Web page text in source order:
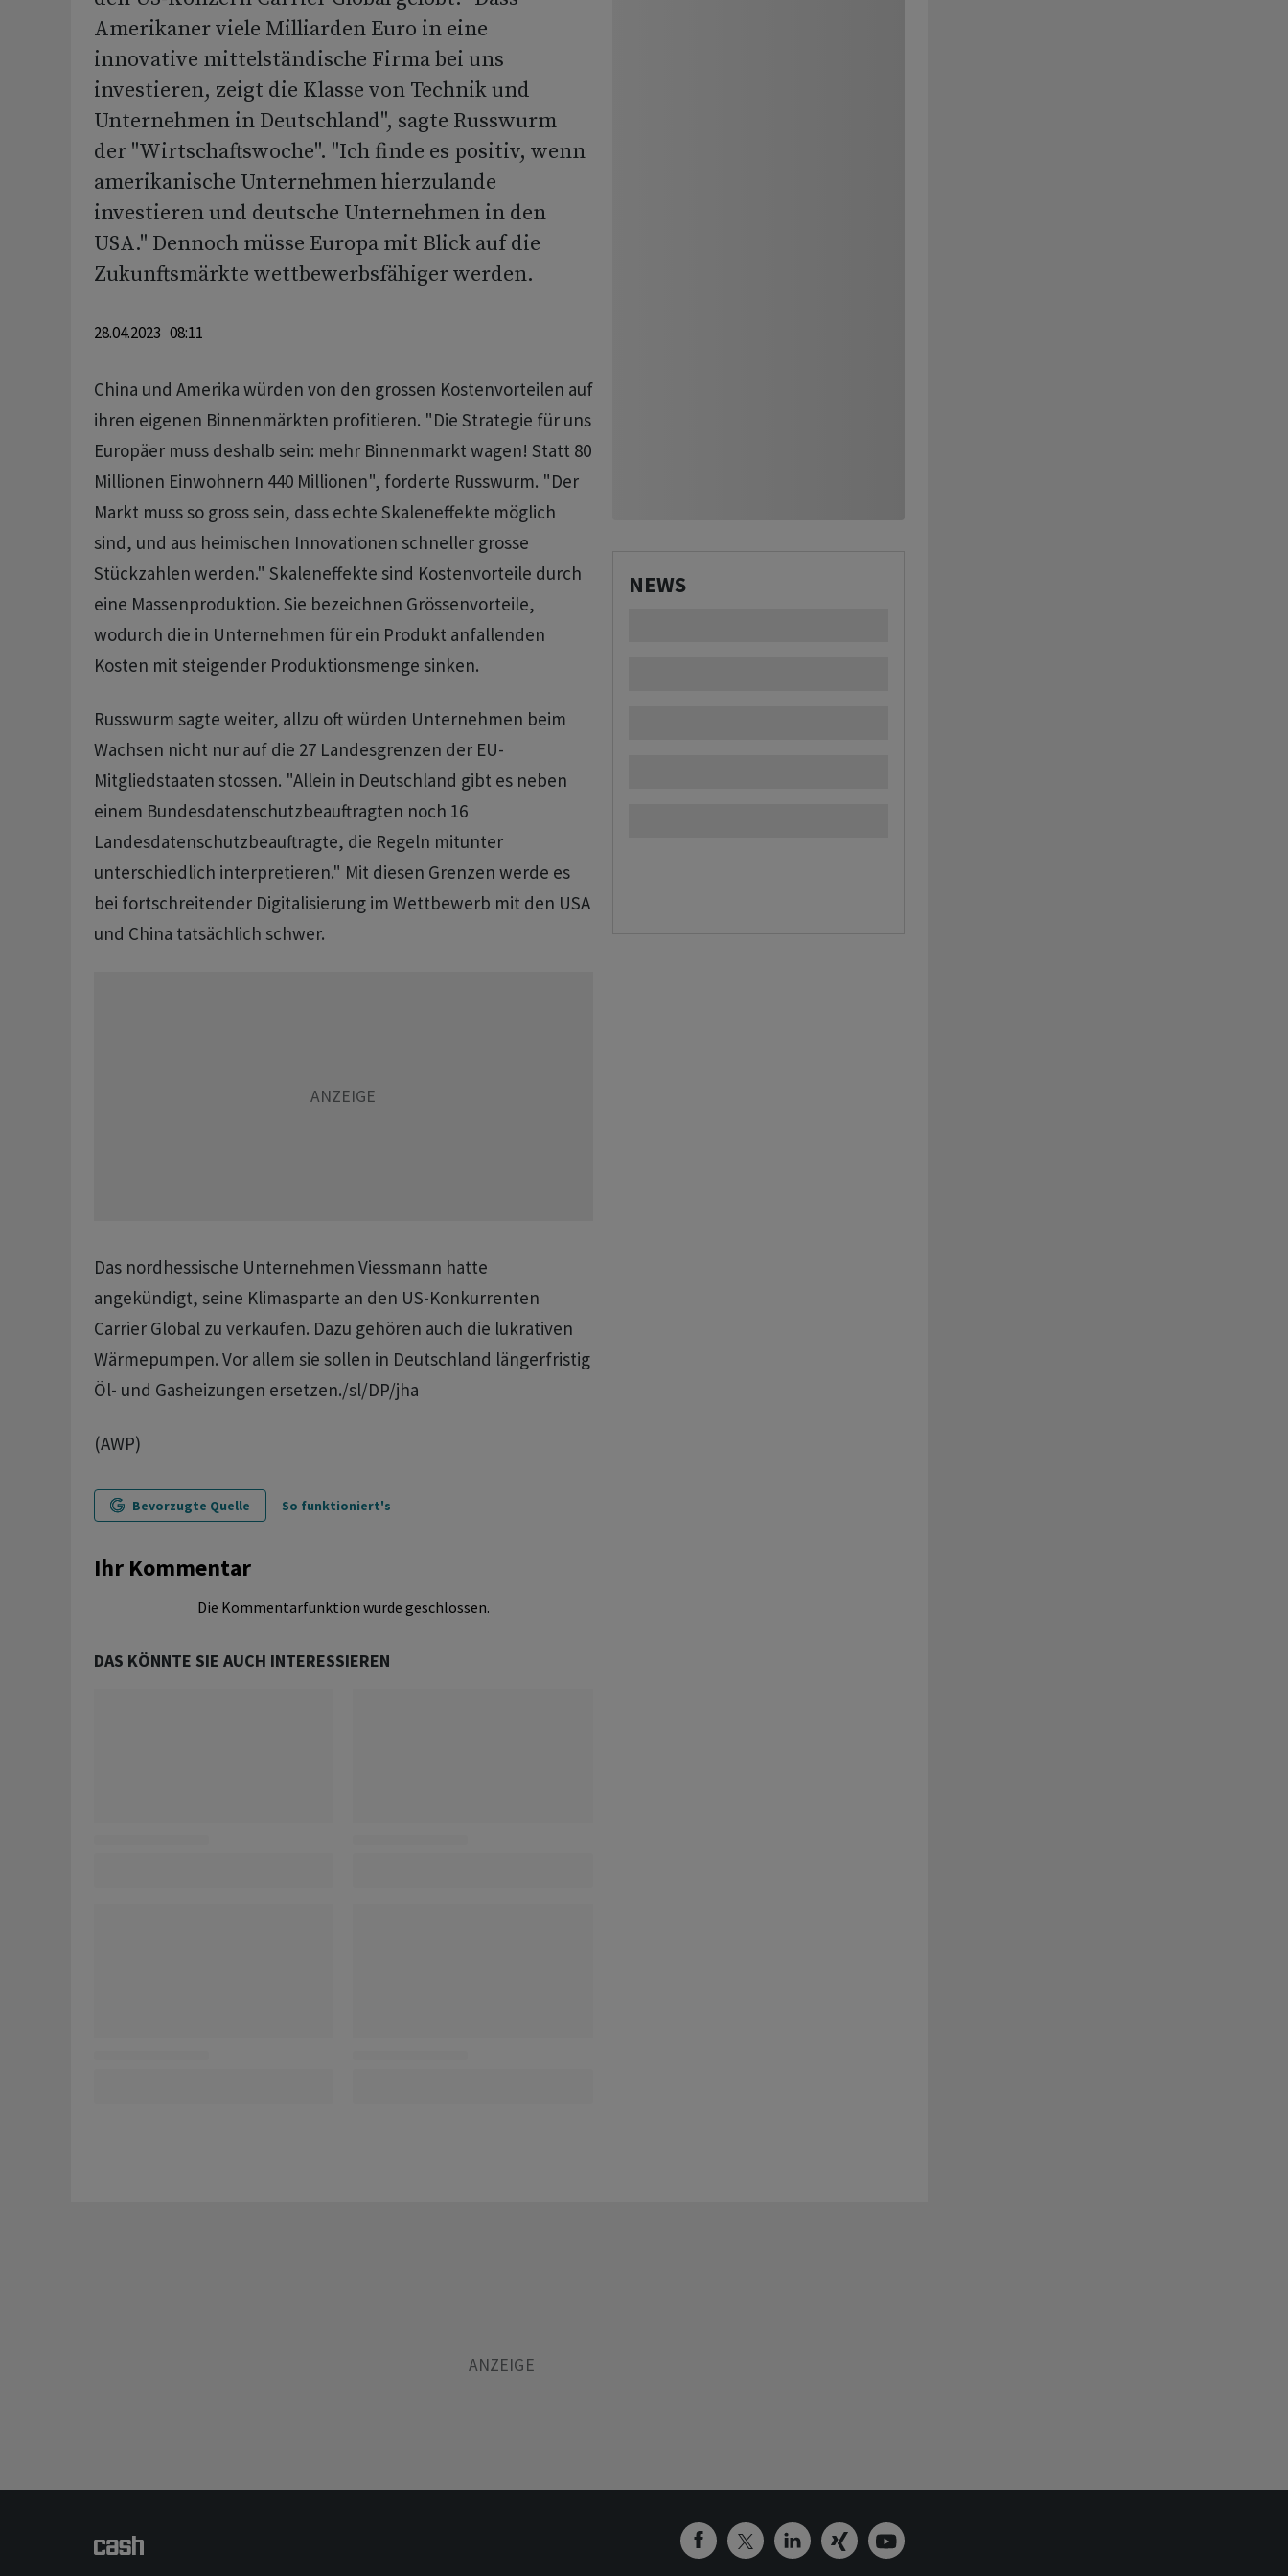
Amerikaner viele Milliarden Euro in eine
innovative mittelständische Firma bei uns
investieren, zeigt die Klasse von Technik und
Unternehmen in Deutschland", sagte Russwurm
der "Wirtschaftswoche". "Ich finde es positiv, wenn
amerikanische Unternehmen hierzulande
investieren und deutsche Unternehmen in den
USA." Dennoch müsse Europa mit Blick auf die
Zukunftsmärkte wettbewerbsfähiger werden.
28.04.2023 08:11
China und Amerika würden von den grossen Kostenvorteilen auf
ihren eigenen Binnenmärkten profitieren. "Die Strategie für uns
Europäer muss deshalb sein: mehr Binnenmarkt wagen! Statt 80
Millionen Einwohnern 440 Millionen", forderte Russwurm. "Der
Markt muss so gross sein, dass echte Skaleneffekte möglich
sind, und aus heimischen Innovationen schneller grosse
Stückzahlen werden." Skaleneffekte sind Kostenvorteile durch
eine Massenproduktion. Sie bezeichnen Grössenvorteile,
wodurch die in Unternehmen für ein Produkt anfallenden
Kosten mit steigender Produktionsmenge sinken.
Russwurm sagte weiter, allzu oft würden Unternehmen beim
Wachsen nicht nur auf die 27 Landesgrenzen der EU-
Mitgliedstaaten stossen. "Allein in Deutschland gibt es neben
einem Bundesdatenschutzbeauftragten noch 16
Landesdatenschutzbeauftragte, die Regeln mitunter
unterschiedlich interpretieren." Mit diesen Grenzen werde es
bei fortschreitender Digitalisierung im Wettbewerb mit den USA
und China tatsächlich schwer.
Das nordhessische Unternehmen Viessmann hatte
angekündigt, seine Klimasparte an den US-Konkurrenten
Carrier Global zu verkaufen. Dazu gehören auch die lukrativen
Wärmepumpen. Vor allem sie sollen in Deutschland längerfristig
Öl- und Gasheizungen ersetzen./sl/DP/jha
(AWP)
Bevorzugte Quelle So funktioniert's
Ihr Kommentar
Die Kommentarfunktion wurde geschlossen.
DAS KÖNNTE SIE AUCH INTERESSIEREN
NEWS